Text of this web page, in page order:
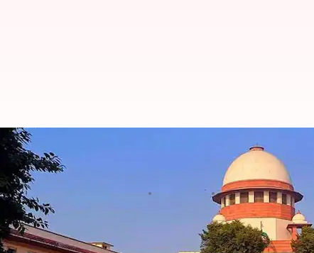
அவதூறு வழக்குகளை
பரிசீலனை
எழுதியவர் Sep 22, 2025 07:01 pm
செய்தி முன்னோட்டம்